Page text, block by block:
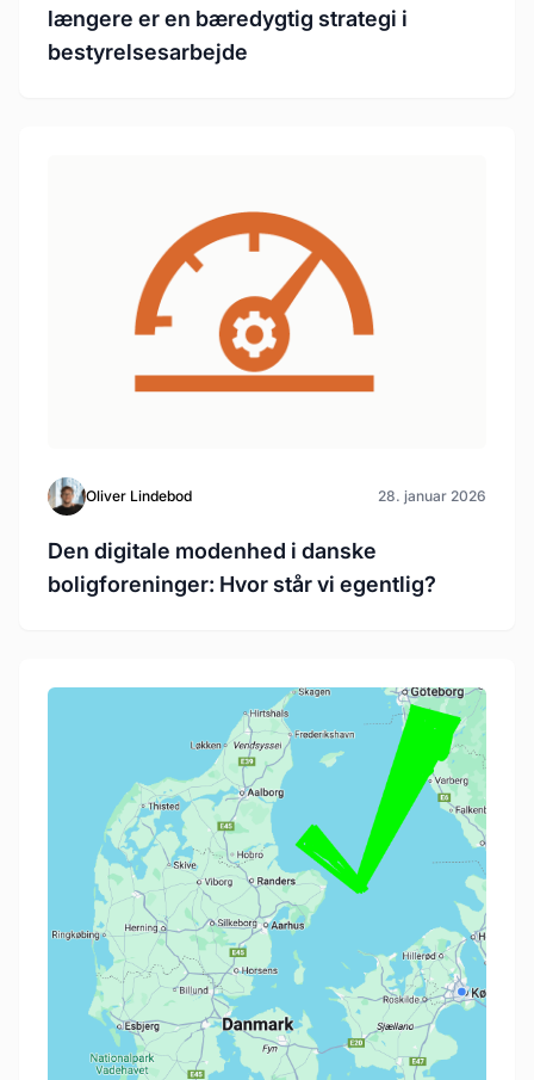
længere er en bæredygtig strategi i
bestyrelsesarbejde
Oliver Lindebod 28. januar 2026
Den digitale modenhed i danske
boligforeninger: Hvor står vi egentlig?